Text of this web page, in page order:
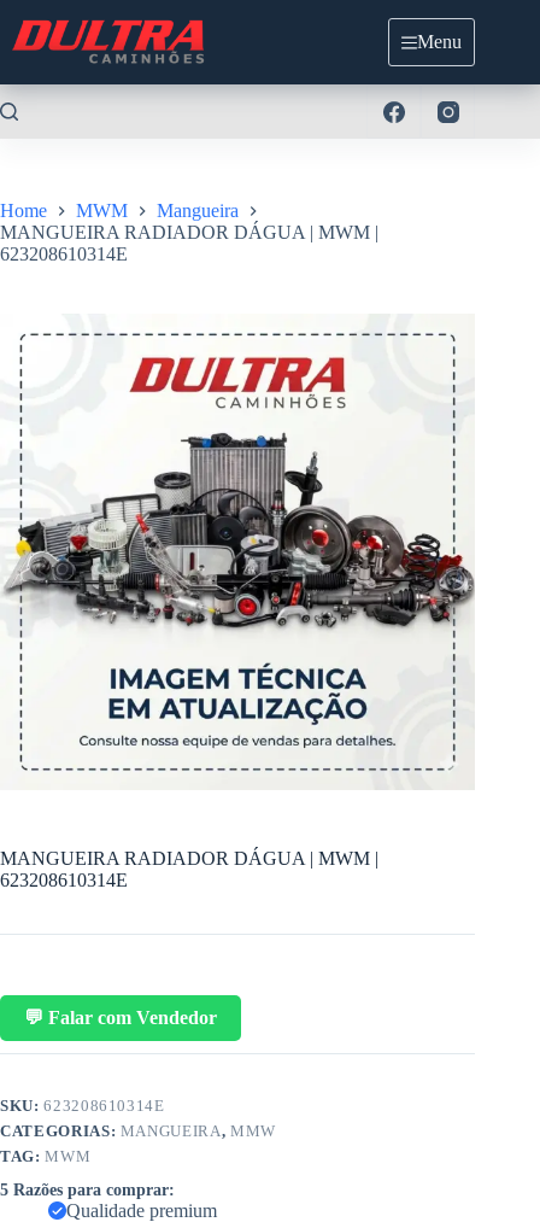
para
Menu
Home MWM
Mangueira
MANGUEIRA RADIADOR DÁGUA | MWM |
623208610314E
MANGUEIRA RADIADOR DÁGUA | MWM |
623208610314E
💬 Falar com Vendedor
SKU:623208610314E
CATEGORIAS: MANGUEIRA, MMW
TAG:MWM
5 Razões para comprar:
Qualidade premium